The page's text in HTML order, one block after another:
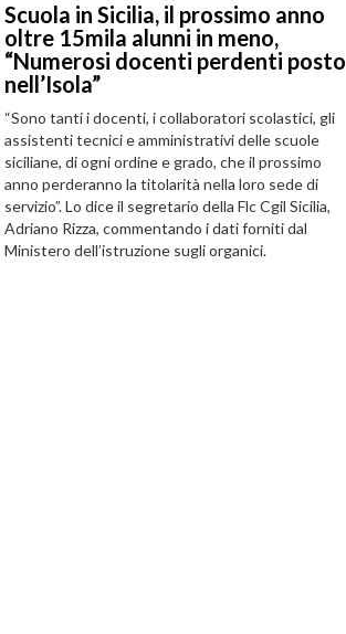
Scuola in Sicilia, il prossimo anno
oltre 15mila alunni in meno,
“Numerosi docenti perdenti posto
nell’Isola”
“Sono tanti i docenti, i collaboratori scolastici, gli
assistenti tecnici e amministrativi delle scuole
siciliane, di ogni ordine e grado, che il prossimo
anno perderanno la titolarità nella loro sede di
servizio”. Lo dice il segretario della Flc Cgil Sicilia,
Adriano Rizza, commentando i dati forniti dal
Ministero dell’istruzione sugli organici.